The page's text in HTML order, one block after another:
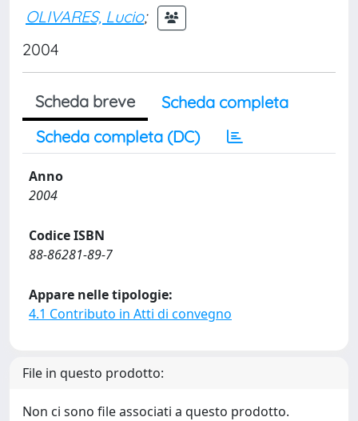
OLIVARES, Lucio;
2004
Scheda breve
Scheda completa
Scheda completa (DC)
Anno
2004
Codice ISBN
88-86281-89-7
Appare nelle tipologie:
4.1 Contributo in Atti di convegno
File in questo prodotto:
Non ci sono file associati a questo prodotto.